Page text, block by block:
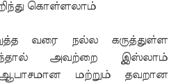
கொள்ளலாம்
வரை நல்ல கருத்துள்ள
அவற்றை இஸ்லாம்
ஆபாசமான மற்றும் தவறான